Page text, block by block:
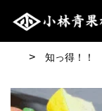
知っ得！！